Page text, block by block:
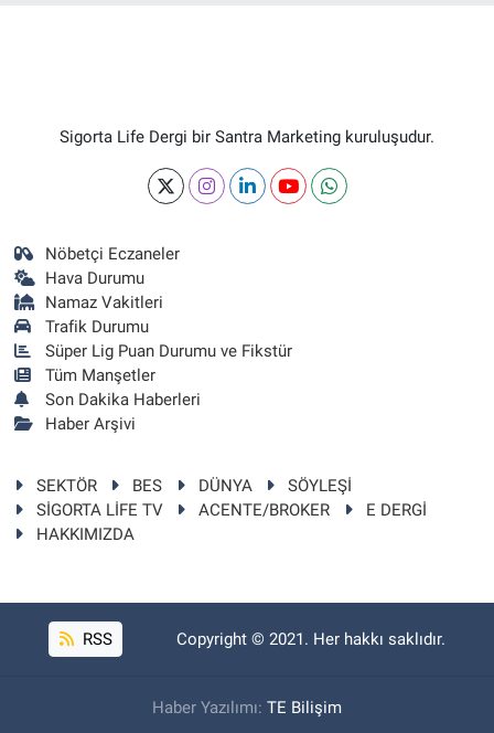
Sigorta Life Dergi bir Santra Marketing kuruluşudur.
Nöbetçi Eczaneler
Hava Durumu
Namaz Vakitleri
Trafik Durumu
Süper Lig Puan Durumu ve Fikstür
Tüm Manşetler
Son Dakika Haberleri
Haber Arşivi
SEKTÖR BES DÜNYA
SÖYLEŞİ
SİGORTA LİFE TV
ACENTE/BROKER
E DERGİ
HAKKIMIZDA
RSS Copyright © 2021. Her hakkı saklıdır.
Haber Yazılımı: TE Bilişim